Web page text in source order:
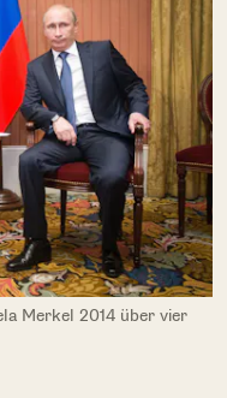
Merkel 2014 über vier